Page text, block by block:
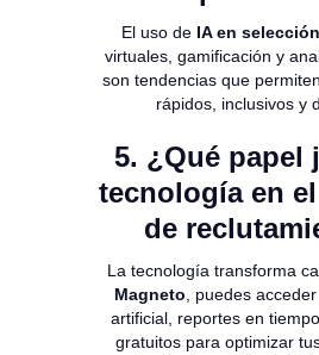
El uso de IA en selección
virtuales, gamificación y
son tendencias que
rápidos, inclusivos y
5. ¿Qué papel
tecnología en el
de
La tecnología transforma
Magneto , puedes
artificial, reportes en tiempo
gratuitos para optimizar tus